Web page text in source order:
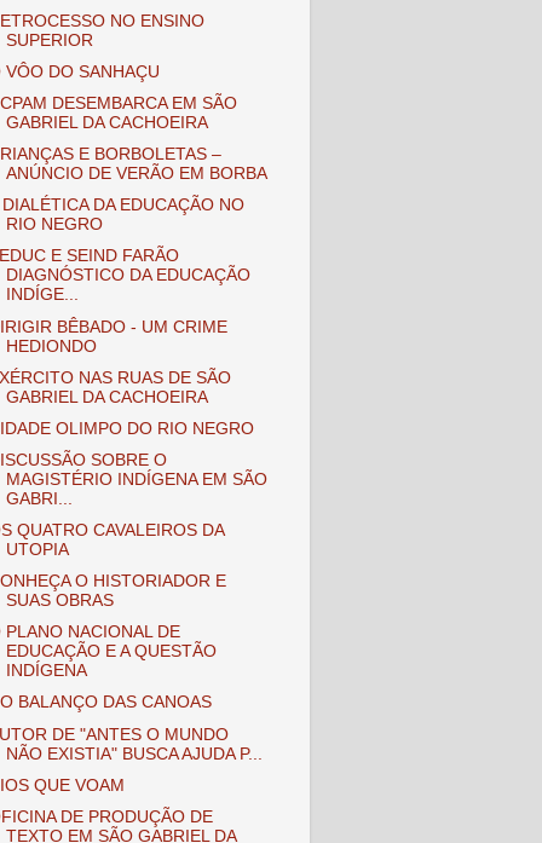
NO ENSINO
SUPERIOR
VÔO DO SANHAÇU
DESEMBARCA EM SÃO
GABRIEL DA CACHOEIRA
E BORBOLETAS –
ANÚNCIO DE VERÃO EM BORBA
DIALÉTICA DA EDUCAÇÃO NO
RIO NEGRO
E SEIND FARÃO
DIAGNÓSTICO DA EDUCAÇÃO
INDÍGE...
BÊBADO - UM CRIME
HEDIONDO
NAS RUAS DE SÃO
GABRIEL DA CACHOEIRA
OLIMPO DO RIO NEGRO
SOBRE O
MAGISTÉRIO INDÍGENA EM SÃO
GABRI...
QUATRO CAVALEIROS DA
UTOPIA
O HISTORIADOR E
SUAS OBRAS
PLANO NACIONAL DE
EDUCAÇÃO E A QUESTÃO
INDÍGENA
BALANÇO DAS CANOAS
DE "ANTES O MUNDO
NÃO EXISTIA" BUSCA AJUDA P...
QUE VOAM
DE PRODUÇÃO DE
TEXTO EM SÃO GABRIEL DA